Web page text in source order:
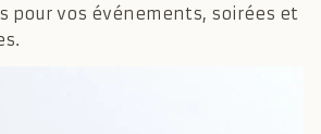
pour vos événements, soirées et